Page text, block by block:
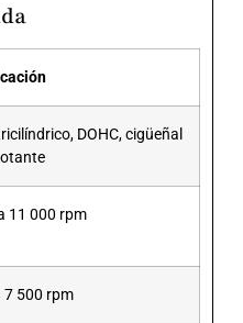
DOHC, cigüeñal
11 000 rpm
7 500 rpm